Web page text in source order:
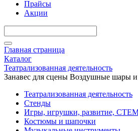
Прайсы
Акции
Главная страница
Каталог
Театрализованная деятельность
Занавес для сцены Воздушные шары
Театрализованная деятельность
Стенды
Игры, игрушки, развитие,
Костюмы и шапочки